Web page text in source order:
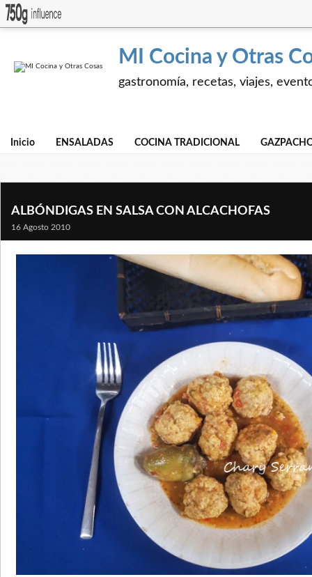
MI Cocina y Otras
gastronomía, recetas, viajes,
Inicio ENSALADAS COCINA TRADICIONAL
ALBÓNDIGAS EN SALSA CON ALCACHOFAS
16 Agosto 2010